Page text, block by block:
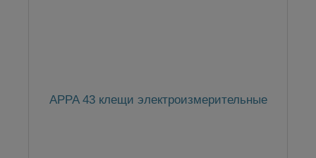
APPA 43 клещи электроизмерительные